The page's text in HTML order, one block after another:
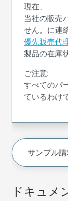
ドキュメ
現在、
当社の販売
せん。に連
優先販売代
製品の在庫
ご注意:
すべてのパ
ているわけ
サンプル